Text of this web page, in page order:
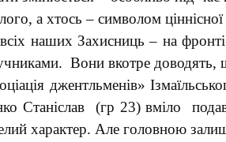
а хтось – символом ціннісної
наших Захисниць – на
Вони вкотре доводять,
джентльменів»
Станіслав (гр 23) вміло
характер. Але головною